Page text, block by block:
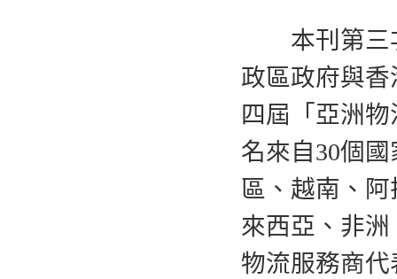
本刊第三次
政區政府與香
四屆「亞洲
名來自30個
區、越南、
來西亞、非
物流服務商